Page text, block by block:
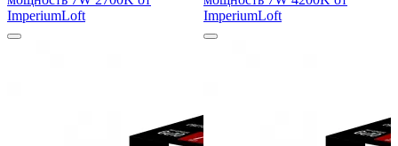
ImperiumLoft
ImperiumLoft